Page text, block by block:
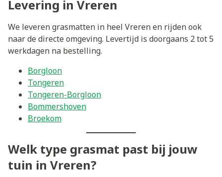
Levering in Vreren
We leveren grasmatten in heel Vreren en rijden ook
naar de directe omgeving. Levertijd is doorgaans 2 tot 5
werkdagen na bestelling.
Borgloon
Tongeren
Tongeren-Borgloon
Bommershoven
Broekom
Welk type grasmat past bij jouw
tuin in Vreren?